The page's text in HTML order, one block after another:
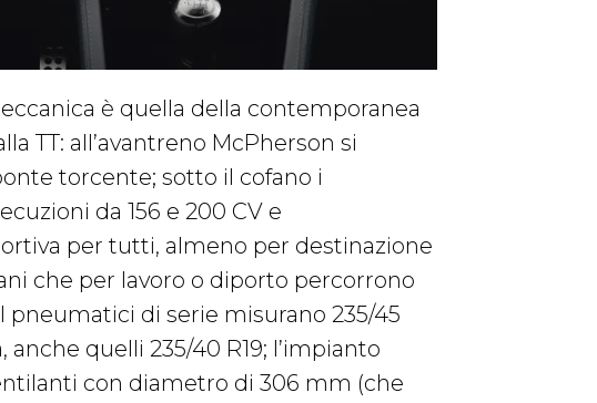
è quella della contemporanea
TT: all’avantreno McPherson si
torcente; sotto il cofano i
da 156 e 200 CV e
per tutti, almeno per destinazione
che per lavoro o diporto percorrono
pneumatici di serie misurano 235/45
quelli 235/40 R19; l’impianto
con diametro di 306 mm (che